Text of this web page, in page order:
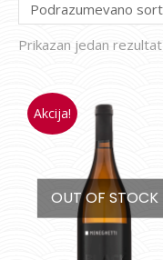
Prikazan jedan rezultat
Akcija!
OUT OF STOCK